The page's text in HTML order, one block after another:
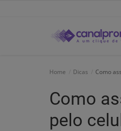
Mato Grosso
Participe do Clube
Home Dicas Como
Como
pelo